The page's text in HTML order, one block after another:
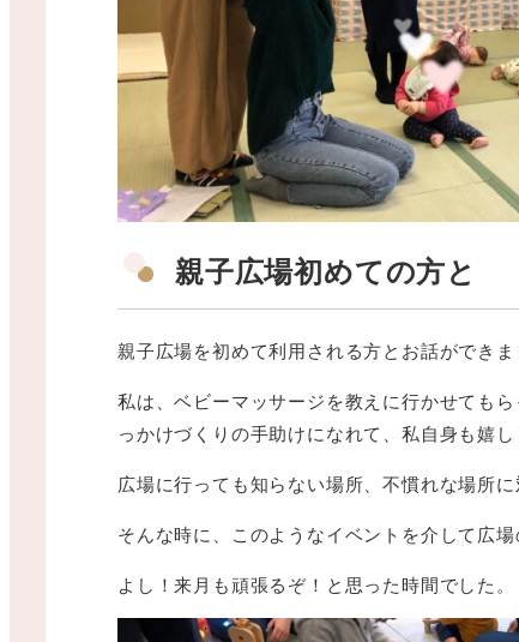
親子広場初めての方と
親子広場を初めて利用される方とお話ができま
私は、ベビーマッサージを教えに行かせても
っかけづくりの手助けになれて、私自身も嬉し
広場に行っても知らない場所、不慣れな場所に
そんな時に、このようなイベントを介して広
よし！来月も頑張るぞ！と思った時間でした。